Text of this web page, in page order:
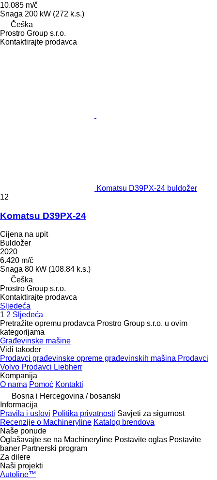
10.085 m/č
Snaga 200 kW (272 k.s.)
Češka
Prostro Group s.r.o.
Kontaktirajte prodavca
Komatsu D39PX-24 buldožer
12
Komatsu D39PX-24
Cijena na upit
Buldožer
2020
6.420 m/č
Snaga 80 kW (108.84 k.s.)
Češka
Prostro Group s.r.o.
Kontaktirajte prodavca
Sljedeća
1 2 Sljedeća
Pretražite opremu prodavca Prostro Group s.r.o. u ovim
kategorijama
Građevinske mašine
Vidi također
Prodavci građevinske opreme građevinskih mašina Prodavci
Volvo Prodavci Liebherr
Kompanija
O nama Pomoć Kontakti
Bosna i Hercegovina / bosanski
Informacija
Pravila i uslovi Politika privatnosti Savjeti za sigurnost
Recenzije o Machineryline Katalog brendova
Naše ponude
Oglašavajte se na Machineryline Postavite oglas Postavite
baner Partnerski program
Za dilere
Naši projekti
Autoline™